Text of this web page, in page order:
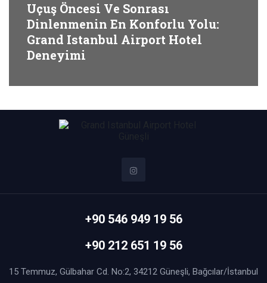
Uçuş Öncesi Ve Sonrası
Dinlenmenin En Konforlu Yolu:
Grand Istanbul Airport Hotel
Deneyimi
+90 546 949 19 56
+90 212 651 19 56
15 Temmuz, Gülbahar Cd. No:2, 34212 Güneşli, Bağcılar/İstanbul